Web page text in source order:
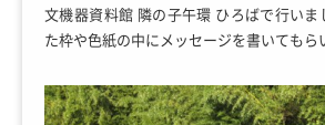
文機器資料館 隣の子午環 ひろばで行いま
た枠や色紙の中にメッセージを書いてもら